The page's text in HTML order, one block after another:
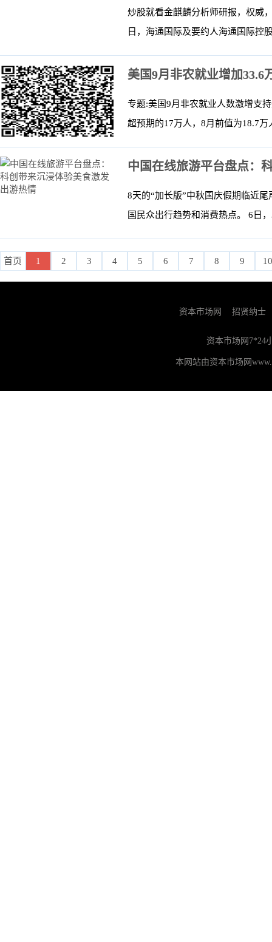
炒股就看金麒麟分析师研报，权威
日，海通国际及要约人海通国际控
美国9月非农就业增加33.6
专题:美国9月非农就业人数激增支
超预期的17万人，8月前值为18.7
中国在线旅游平台盘点：
8天的“加长版”中秋国庆假期临近
国民众出行趋势和消费热点。 6日
首页 1 2 3 4 5 6 7 8 9 10
资本市场网 招贤纳士
资本市场网7*24
本网站由资本市场网